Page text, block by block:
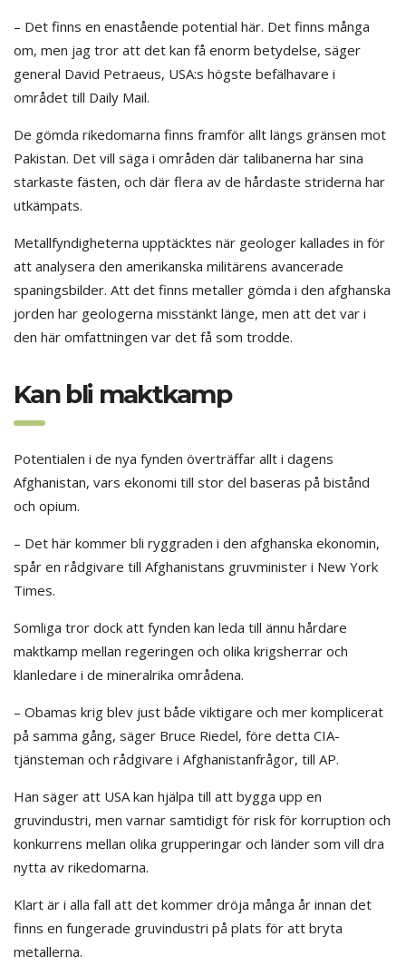
– Det finns en enastående potential här. Det finns många
om, men jag tror att det kan få enorm betydelse, säger
general David Petraeus, USA:s högste befälhavare i
området till Daily Mail.
De gömda rikedomarna finns framför allt längs gränsen mot
Pakistan. Det vill säga i områden där talibanerna har sina
starkaste fästen, och där flera av de hårdaste striderna har
utkämpats.
Metallfyndigheterna upptäcktes när geologer kallades in för
att analysera den amerikanska militärens avancerade
spaningsbilder. Att det finns metaller gömda i den afghanska
jorden har geologerna misstänkt länge, men att det var i
den här omfattningen var det få som trodde.
Kan bli maktkamp
Potentialen i de nya fynden överträffar allt i dagens
Afghanistan, vars ekonomi till stor del baseras på bistånd
och opium.
– Det här kommer bli ryggraden i den afghanska ekonomin,
spår en rådgivare till Afghanistans gruvminister i New York
Times.
Somliga tror dock att fynden kan leda till ännu hårdare
maktkamp mellan regeringen och olika krigsherrar och
klanledare i de mineralrika områdena.
– Obamas krig blev just både viktigare och mer komplicerat
på samma gång, säger Bruce Riedel, före detta CIA-
tjänsteman och rådgivare i Afghanistanfrågor, till AP.
Han säger att USA kan hjälpa till att bygga upp en
gruvindustri, men varnar samtidigt för risk för korruption och
konkurrens mellan olika grupperingar och länder som vill dra
nytta av rikedomarna.
Klart är i alla fall att det kommer dröja många år innan det
finns en fungerade gruvindustri på plats för att bryta
metallerna.